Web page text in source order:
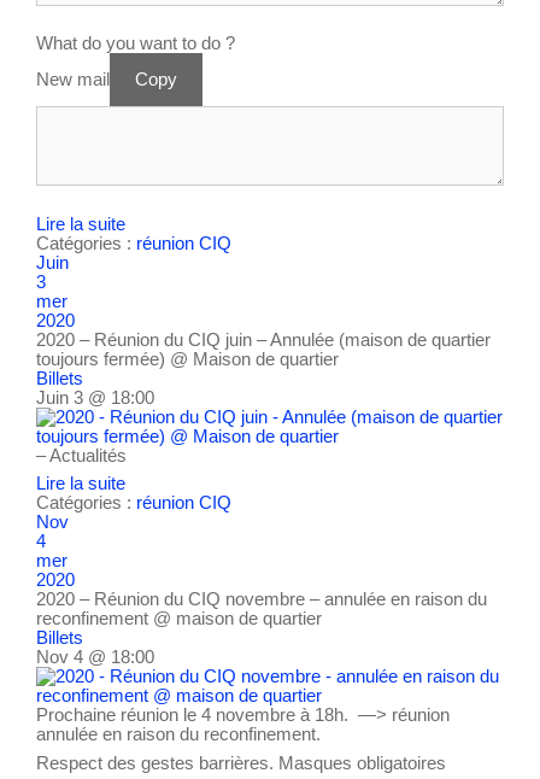
What do you want to do ?
New mail
Copy
Lire la suite
Catégories : réunion CIQ
Juin
3
mer
2020
2020 – Réunion du CIQ juin – Annulée (maison de quartier
toujours fermée) @ Maison de quartier
Billets
Juin 3 @ 18:00
– Actualités
Lire la suite
Catégories : réunion CIQ
Nov
4
mer
2020
2020 – Réunion du CIQ novembre – annulée en raison du
reconfinement @ maison de quartier
Billets
Nov 4 @ 18:00
Prochaine réunion le 4 novembre à 18h. —> réunion
annulée en raison du reconfinement.
Respect des gestes barrières. Masques obligatoires